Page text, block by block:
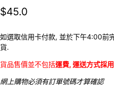
$45.0
如選取信用卡付款, 並於下午4:00前
貨.
貨品售價並不包括運費, 運送方式採
網上購物必須有訂單號碼才算確認